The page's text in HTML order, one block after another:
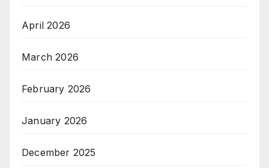
April 2026
March 2026
February 2026
January 2026
December 2025